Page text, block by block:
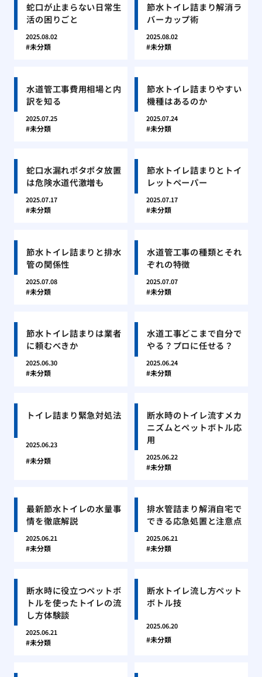
蛇口が止まらない日常生
活の困りごと
2025.08.02
未分類
節水トイレ詰まり解消ラ
バーカップ術
2025.08.02
未分類
水道管工事費用相場と内
訳を知る
2025.07.25
未分類
節水トイレ詰まりやすい
機種はあるのか
2025.07.24
未分類
蛇口水漏れポタポタ放置
は危険水道代激増も
2025.07.17
未分類
節水トイレ詰まりとトイ
レットペーパー
2025.07.17
未分類
節水トイレ詰まりと排水
管の関係性
2025.07.08
未分類
水道管工事の種類とそれ
ぞれの特徴
2025.07.07
未分類
節水トイレ詰まりは業者
に頼むべきか
2025.06.30
未分類
水道工事どこまで自分で
やる？プロに任せる？
2025.06.24
未分類
トイレ詰まり緊急対処法
2025.06.23
未分類
断水時のトイレ流すメカ
ニズムとペットボトル応
用
2025.06.22
未分類
最新節水トイレの水量事
情を徹底解説
2025.06.21
未分類
排水管詰まり解消自宅で
できる応急処置と注意点
2025.06.21
未分類
断水時に役立つペットボ
トルを使ったトイレの流
し方体験談
2025.06.21
未分類
断水トイレ流し方ペット
ボトル技
2025.06.20
未分類